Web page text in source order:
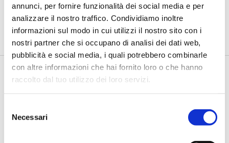
annunci, per fornire funzionalità dei social media e per
analizzare il nostro traffico. Condividiamo inoltre
informazioni sul modo in cui utilizzi il nostro sito con i
nostri partner che si occupano di analisi dei dati web,
pubblicità e social media, i quali potrebbero combinarle
con altre informazioni che hai fornito loro o che hanno
raccolto dal tuo utilizzo dei loro servizi.
delNecessari
di Flavio Padovan, Maddalena Libertini -I proof of concept
realizzati con l'AI funzionano. Spesso sorprendono per la
qualità ...